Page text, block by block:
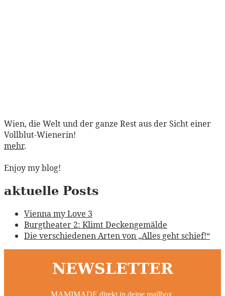
Wien, die Welt und der ganze Rest aus der Sicht einer
Vollblut-Wienerin!
mehr.
Enjoy my blog!
aktuelle Posts
Vienna my Love 3
Burgtheater 2: Klimt Deckengemälde
Die verschiedenen Arten von „Alles geht schief!“
NEWSLETTER
MAMIMADE direkt in deine mailbox.